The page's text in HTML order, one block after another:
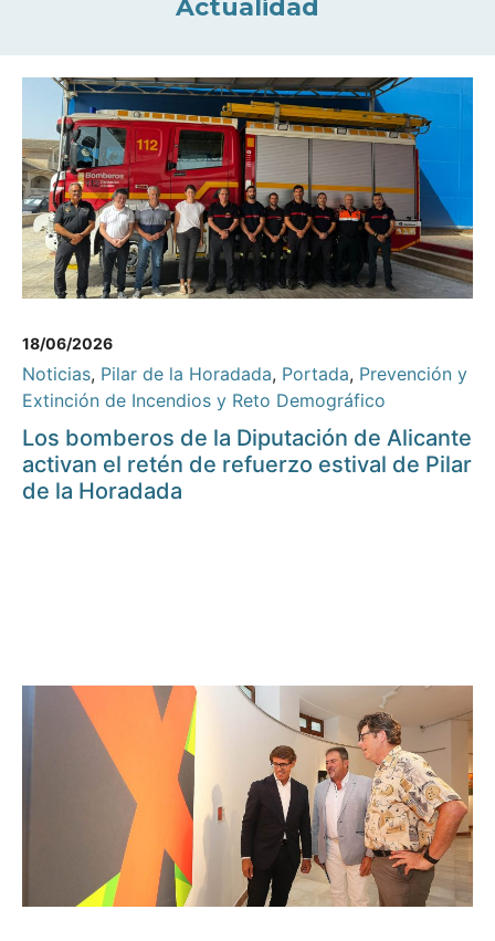
Actualidad
18/06/2026
Noticias, Pilar de la Horadada, Portada, Prevención y
Extinción de Incendios y Reto Demográfico
Los bomberos de la Diputación de Alicante
activan el retén de refuerzo estival de Pilar
de la Horadada